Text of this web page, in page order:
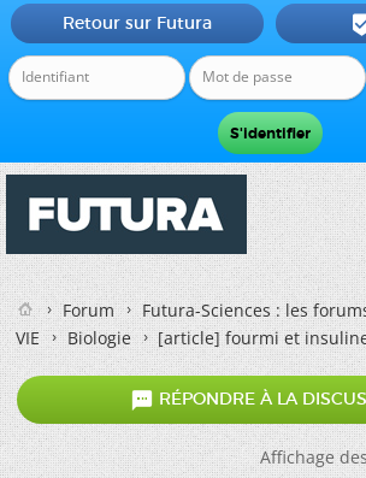
Retour sur Futura
Forum
Futura-Sciences : les
VIE
Biologie [article] fourmi et
 RÉPONDRE À LA
Affichage